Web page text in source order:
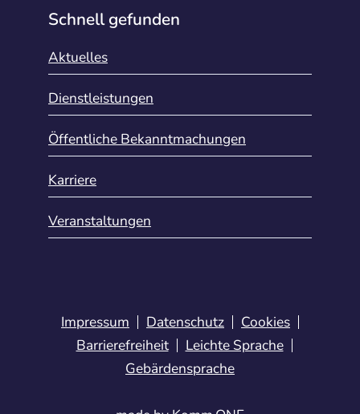
Schnell gefunden
Aktuelles
Dienstleistungen
Öffentliche Bekanntmachungen
Karriere
Veranstaltungen
Impressum Datenschutz
Cookies
Barrierefreiheit
Leichte Sprache
Gebärdensprache